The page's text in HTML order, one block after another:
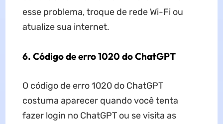
esse problema, troque de rede Wi-Fi ou
atualize sua internet.
6. Código de erro 1020 do ChatGPT
O código de erro 1020 do ChatGPT
costuma aparecer quando você tenta
fazer login no ChatGPT ou se visita as